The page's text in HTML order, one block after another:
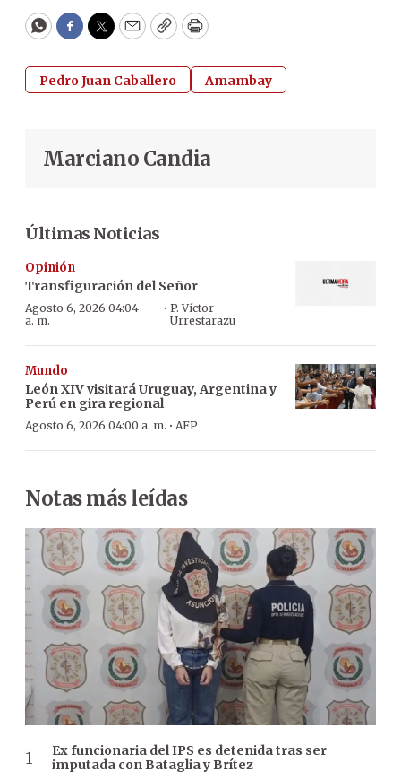
WhatsApp
Facebook
Twitter
EmailCopyPrint
Pedro Juan Caballero Amambay
Marciano Candia
Últimas Noticias
Opinión
Transfiguración del Señor
Agosto 6, 2026 04:04
a. m.
· P. Víctor
Urrestarazu
Mundo
León XIV visitará Uruguay, Argentina y
Perú en gira regional
Agosto 6, 2026 04:00 a. m. · AFP
Notas más leídas
Ex funcionaria del IPS es detenida tras ser
imputada con Bataglia y Brítez